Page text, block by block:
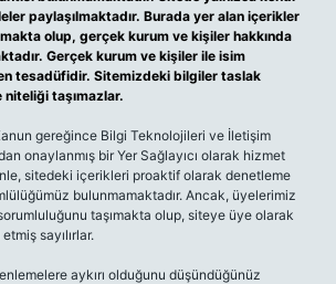
paylaşılmaktadır. Burada yer alan içerikler
olup, gerçek kurum ve kişiler hakkında
Gerçek kurum ve kişiler ile isim
tesadüfidir. Sitemizdeki bilgiler taslak
taşımazlar.
gereğince Bilgi Teknolojileri ve İletişim
onaylanmış bir Yer Sağlayıcı olarak hizmet
sitedeki içerikleri proaktif olarak denetleme
bulunmamaktadır. Ancak, üyelerimiz
taşımakta olup, siteye üye olarak
sayılırlar.
aykırı olduğunu düşündüğünüz